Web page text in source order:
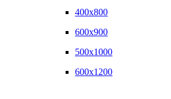
400x800
600x900
500x1000
600x1200